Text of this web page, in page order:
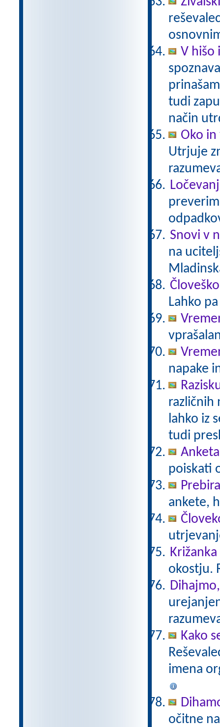
V hišo
tudi
način
Oko in
Utrjuje
Snovi v
na
Lahko
napake
različnih
lahko iz
tudi
poiskati
ankete,
okostju.
Kako
imena
očitne